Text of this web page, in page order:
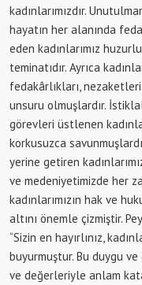
kadınlarımızdır.
hayatın her alanında
eden kadınlarımız
teminatıdır. Ayrıca
fedakârlıkları,
unsuru olmuşlardır.
görevleri üstlenen
korkusuzca
yerine getiren
ve medeniyetimizde her
kadınlarımızın hak ve
altını önemle çizmiştir.
“Sizin en hayırlınız,
buyurmuştur. Bu duygu
ve değerleriyle anlam